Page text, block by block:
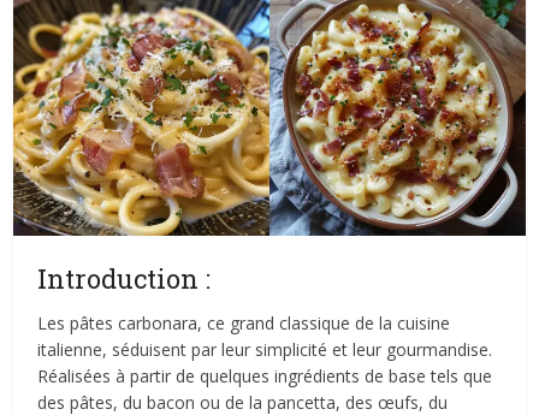
Introduction :
Les pâtes carbonara, ce grand classique de la cuisine
italienne, séduisent par leur simplicité et leur gourmandise.
Réalisées à partir de quelques ingrédients de base tels que
des pâtes, du bacon ou de la pancetta, des œufs, du